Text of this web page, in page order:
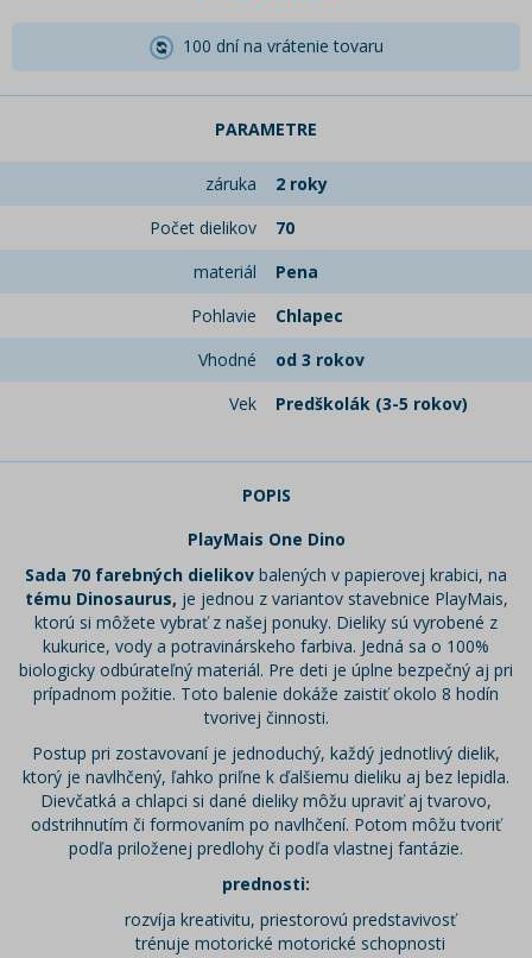
100 dní na vrátenie tovaru
PARAMETRE
záruka
2 roky
Počet dielikov
70
materiál
Pena
Pohlavie
Chlapec
Vhodné
od 3 rokov
Vek
Predškolák (3-5 rokov)
POPIS
PlayMais One Dino
Sada 70 farebných dielikov balených v papierovej krabici, na
tému Dinosaurus, je jednou z variantov stavebnice PlayMais,
ktorú si môžete vybrať z našej ponuky. Dieliky sú vyrobené z
kukurice, vody a potravinárskeho farbiva. Jedná sa o 100%
biologicky odbúrateľný materiál. Pre deti je úplne bezpečný aj pri
prípadnom požitie. Toto balenie dokáže zaistiť okolo 8 hodín
tvorivej činnosti.
Postup pri zostavovaní je jednoduchý, každý jednotlivý dielik,
ktorý je navlhčený, ľahko priľne k ďalšiemu dieliku aj bez lepidla.
Dievčatká a chlapci si dané dieliky môžu upraviť aj tvarovo,
odstrihnutím či formovaním po navlhčení. Potom môžu tvoriť
podľa priloženej predlohy či podľa vlastnej fantázie.
prednosti:
rozvíja kreativitu, priestorovú predstavivosť
trénuje motorické motorické schopnosti